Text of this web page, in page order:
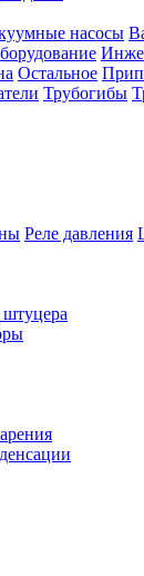
насосы
Остальное
Трубогибы
Реле давления